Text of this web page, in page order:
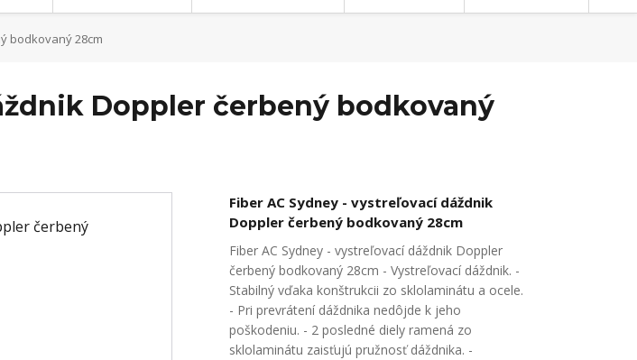
bodkovaný 28cm
Doppler čerbený bodkovaný
Fiber AC Sydney - vystreľovací dáždnik
Doppler čerbený bodkovaný 28cm
Fiber AC Sydney - vystreľovací dáždnik Doppler
čerbený bodkovaný 28cm - Vystreľovací dáždnik. -
Stabilný vďaka konštrukcii zo sklolaminátu a ocele.
- Pri prevrátení dáždnika nedôjde k jeho
poškodeniu. - 2 posledné diely ramená zo
sklolaminátu zaisťujú pružnosť dáždnika. -